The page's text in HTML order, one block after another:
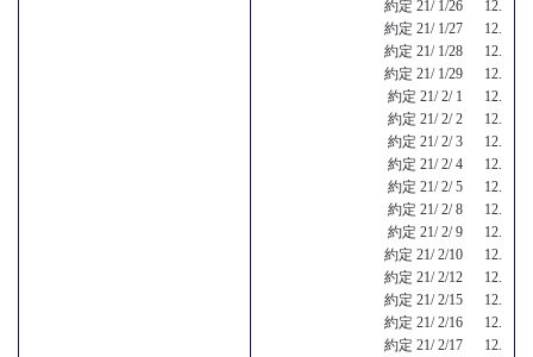
約定 21/ 1/26 12.
約定 21/ 1/27 12.
約定 21/ 1/28 12.
約定 21/ 1/29 12.
約定 21/ 2/ 1 12.
約定 21/ 2/ 2 12.
約定 21/ 2/ 3 12.
約定 21/ 2/ 4 12.
約定 21/ 2/ 5 12.
約定 21/ 2/ 8 12.
約定 21/ 2/ 9 12.
約定 21/ 2/10 12.
約定 21/ 2/12 12.
約定 21/ 2/15 12.
約定 21/ 2/16 12.
約定 21/ 2/17 12.